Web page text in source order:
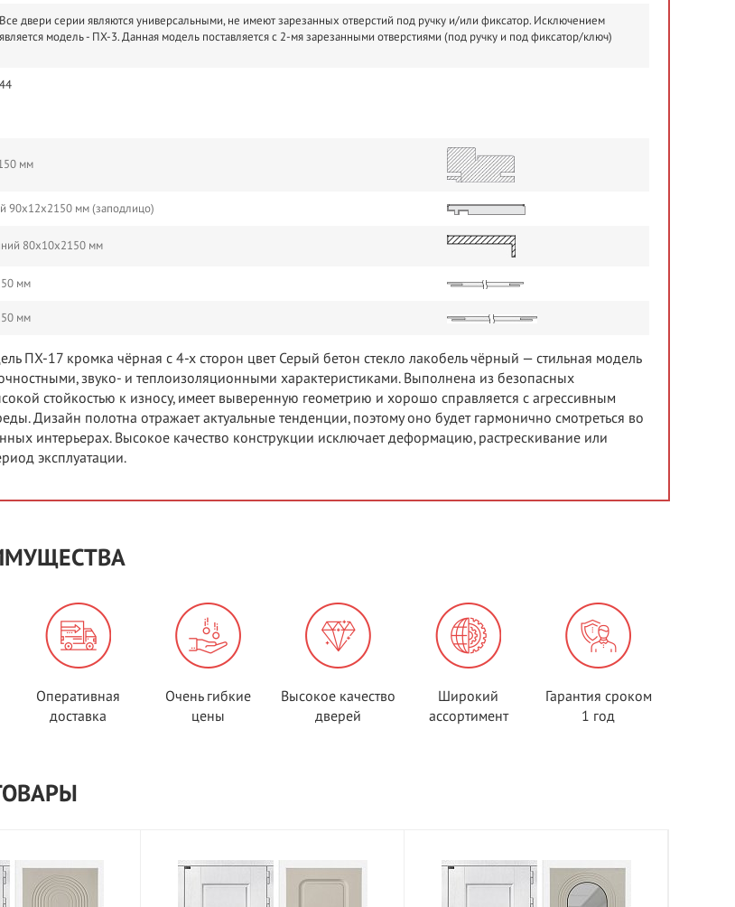
Все двери серии являются универсальными, не имеют зарезанных отверстий под ручку и/или фиксатор. Исключением
является модель - ПХ-3. Данная модель поставляется с 2-мя зарезанными отверстиями (под ручку и под фиксатор/ключ)
44
мм
90х12х2150 мм (заподлицо)
80х10х2150 мм
мм
мм
ПХ-17 кромка чёрная с 4-х сторон цвет Серый бетон стекло лакобель чёрный — стильная модель
звуко- и теплоизоляционными характеристиками. Выполнена из безопасных
стойкостью к износу, имеет выверенную геометрию и хорошо справляется с агрессивным
Дизайн полотна отражает актуальные тенденции, поэтому оно будет гармонично смотреться во
интерьерах. Высокое качество конструкции исключает деформацию, растрескивание или
эксплуатации.
Оперативная
доставка
Очень гибкие
цены
Высокое качество
дверей
Широкий
ассортимент
Гарантия сроком
1 год